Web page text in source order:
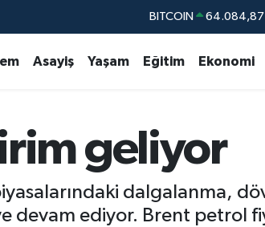
BITCOIN 64.084,87
GRAM ALTIN
BİST100
Asayiş Yaşam Eğitim Ekonomi
geliyor
dalgalanma,
devam ediyor. Brent petrol